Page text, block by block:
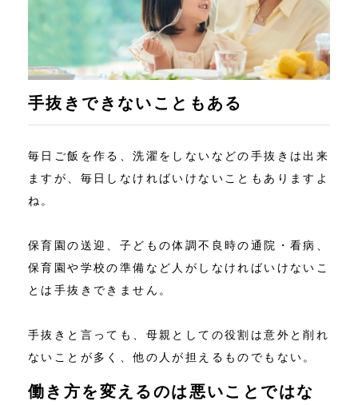
手抜きできないこともある
毎日ご飯を作る、洗濯をしないなどの手抜きは出来
ますが、毎日しなければいけないこともありますよ
ね。
保育園の送迎、子どもの体調不良時の通院・看病、
保育園や学校の準備など人がしなければいけないこ
とは手抜きできません。
手抜きと言っても、母親としての役割は意外と削れ
ないことが多く、他の人が担えるものでもない。
働き方を変えるのは悪いことではな